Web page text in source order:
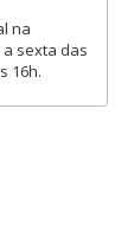
na
sexta das
16h.